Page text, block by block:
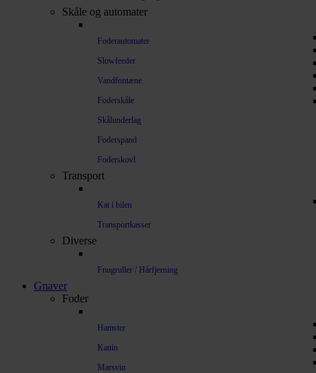
Skåle og automater
Foderautomater
Slowfeeder
Vandfontæne
Foderskåle
Skålunderlag
Foderspand
Foderskovl
Transport
Kat i bilen
Transportkasser
Diverse
Fnugruller / Hårfjerning
Gnaver
Foder
Hamster
Kanin
Marsvin